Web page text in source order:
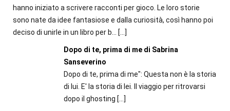
hanno iniziato a scrivere racconti per gioco. Le loro storie
sono nate da idee fantasiose e dalla curiosità, così hanno poi
deciso di unirle in un libro per b...
[…]
Dopo di te, prima di me di Sabrina
Sanseverino
Dopo di te, prima di me": Questa non è la storia
di lui. E' la storia di lei. Il viaggio per ritrovarsi
dopo il ghosting […]